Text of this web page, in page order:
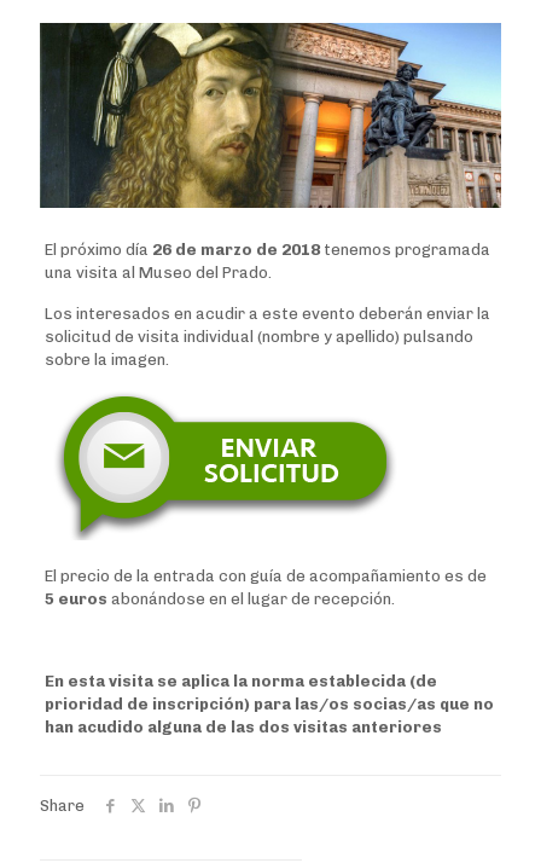
El próximo día 26 de marzo de 2018tenemos programada
una visita al Museo del Prado.
Los interesados en acudir a este evento deberán enviar la
solicitud de visita individual (nombre y apellido) pulsando
sobre la imagen.
El precio de la entrada con guía de acompañamiento es de
5 euros abonándose en el lugar de recepción.
En esta visita se aplica la norma establecida (de
prioridad de inscripción) para las/os socias/as que no
han acudido alguna de las dos visitas anteriores
Share